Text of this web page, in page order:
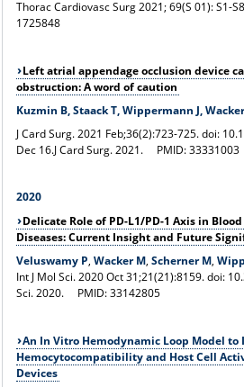
Thorac Cardiovasc Surg 2021; 69(S 01): S1-
1725848
Left atrial appendage occlusion device
obstruction: A word of caution
Kuzmin B, Staack T, Wippermann J,
J Card Surg. 2021 Feb;36(2):723-725. doi:
Dec 16.J Card Surg. 2021. PMID:33331003
2020
Delicate Role of PD-L1/PD-1 Axis in
Diseases: Current Insight and Future
Veluswamy P, Wacker M, Scherner M,
Int J Mol Sci. 2020 Oct 31;21(21):8159. doi:
Sci. 2020.
PMID:33142805
An In Vitro Hemodynamic Loop Model
Hemocytocompatibility and Host Cell
Devices